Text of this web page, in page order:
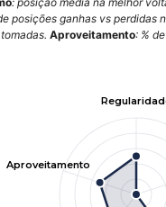
posições ganhas vs perdidas
Aproveitamento: %
Aproveitamento